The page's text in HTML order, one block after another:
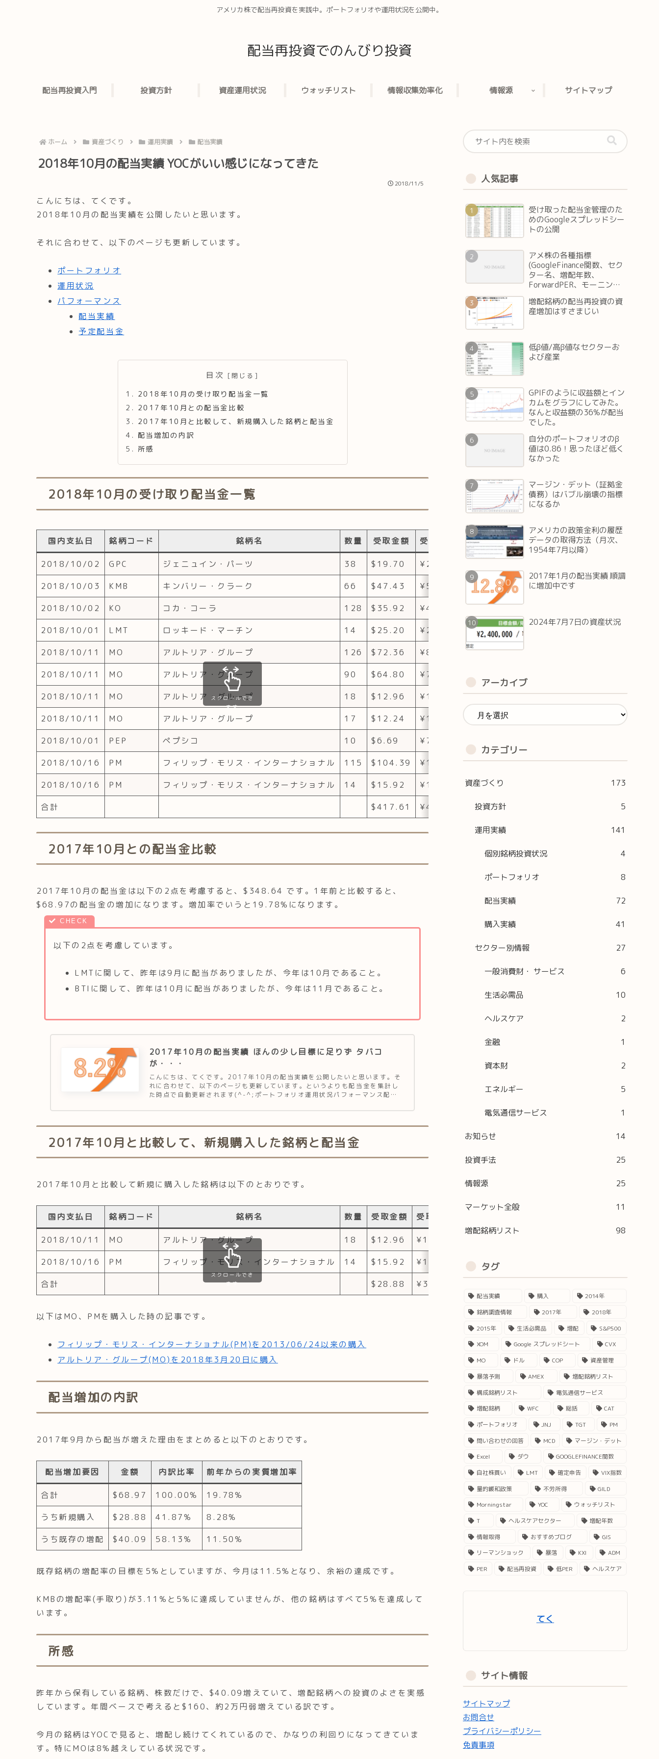
アメリカ株で配当再投資を実践中。ポートフォリオや運用状況を公開中。
配当再投資でのんびり投資
配当再投資入門 投資方針 資産運用状況 ウォッチリスト 情報収集効率化 情報源 サイトマップ
ホーム 資産づくり 運用実績 配当実績
2018年10月の配当実績 YOCがいい感じになってきた
2018/11/5
こんにちは、てくです。
2018年10月の配当実績を公開したいと思います。
それに合わせて、以下のページも更新しています。
ポートフォリオ
運用状況
パフォーマンス
配当実績
予定配当金
目次
2018年10月の受け取り配当金一覧
2017年10月との配当金比較
2017年10月と比較して、新規購入した銘柄と配当金
配当増加の内訳
所感
2018年10月の受け取り配当金一覧
国内支払日 銘柄コード 銘柄名 数量 受取金額 受取金額(円)
2018/10/02 GPC ジェニュイン・パーツ 38 $19.70 ¥2,217
2018/10/03 KMB キンバリー・クラーク 66 $47.43 ¥5,350
2018/10/02 KO コカ・コーラ 128 $35.92 ¥4,044
2018/10/01 LMT ロッキード・マーチン 14 $25.20 ¥2,836
2018/10/11 MO アルトリア・グループ 126 $72.36 ¥8,102
2018/10/11 MO アルトリア・グループ 90 $64.80 ¥7,262
2018/10/11 MO アルトリア・グループ 18 $12.96 ¥1,452
2018/10/11 MO アルトリア・グループ 17 $12.24 ¥1,372
2018/10/01 PEP ペプシコ 10 $6.69 ¥750
2018/10/16 PM フィリップ・モリス・インターナショナル 115 $104.39 ¥11,566
2018/10/16 PM フィリップ・モリス・インターナショナル 14 $15.92 ¥1,768
合計 $417.61 ¥46,719
スクロールでき
ます
2017年10月との配当金比較
2017年10月の配当金は以下の2点を考慮すると、$348.64 です。1年前と比較すると、
$68.97の配当金の増加になります。増加率でいうと19.78%になります。
以下の2点を考慮しています。
LMTに関して、昨年は9月に配当がありましたが、今年は10月であること。
BTIに関して、昨年は10月に配当がありましたが、今年は11月であること。
2017年10月の配当実績 ほんの少し目標に足りず タバコ
が・・・
こんにちは、てくです。2017年10月の配当実績を公開したいと思います。そ
れに合わせて、以下のページも更新しています。というよりも配当金を集計し
た時点で自動更新されます(^-^;ポートフォリオ運用状況パフォーマンス配当
2017年10月と比較して、新規購入した銘柄と配当金
2017年10月と比較して新規に購入した銘柄は以下のとおりです。
国内支払日 銘柄コード 銘柄名 数量 受取金額 受取金額(円)
2018/10/11 MO アルトリア・グループ 18 $12.96 ¥1,452
2018/10/16 PM フィリップ・モリス・インターナショナル 14 $15.92 ¥1,768
合計 $28.88 ¥3,220
スクロールでき
ます
以下はMO、PMを購入した時の記事です。
フィリップ・モリス・インターナショナル(PM)を2013/06/24以来の購入
アルトリア・グループ(MO)を2018年3月20日に購入
配当増加の内訳
2017年9月から配当が増えた理由をまとめると以下のとおりです。
配当増加要因 金額 内訳比率 前年からの実質増加率
合計 $68.97 100.00% 19.78%
うち新規購入 $28.88 41.87% 8.28%
うち既存の増配 $40.09 58.13% 11.50%
既存銘柄の増配率の目標を5%としていますが、今月は11.5%となり、余裕の達成です。
KMBの増配率(手取り)が3.11%と5%に達成していませんが、他の銘柄はすべて5%を達成して
います。
所感
昨年から保有している銘柄、株数だけで、$40.09増えていて、増配銘柄への投資のよさを実感
しています。年間ベースで考えると$160、約2万円弱増えている訳です。
今月の銘柄はYOCで見ると、増配し続けてくれているので、かなりの利回りになってきていま
す。特にMOは8%越えしている状況です。
人気記事
受け取った配当金管理のた
めのGoogleスプレッドシー
トの公開
アメ株の各種指標
(GoogleFinance関数、セク
ター名、増配年数、
ForwardPER、モーニング
法(Google スプレッドシー
ト編)
増配銘柄の配当再投資の資
産増加はすさまじい
低β値/高β値なセクターお
よび産業
GPIFのように収益額とイン
カムをグラフにしてみた。
なんと収益額の36%が配当
でした。
自分のポートフォリオのβ
値は0.86！思ったほど低く
なかった
マージン・デット（証拠金
債務）はバブル崩壊の指標
になるか
アメリカの政策金利の履歴
データの取得方法（月次、
1954年7月以降）
2017年1月の配当実績 順調
に増加中です
2024年7月7日の資産状況
アーカイブ
カテゴリー
資産づくり 173
投資方針 5
運用実績 141
個別銘柄投資状況 4
ポートフォリオ 8
配当実績 72
購入実績 41
セクター別情報 27
一般消費財・ サービス 6
生活必需品 10
ヘルスケア 2
金融 1
資本財 2
エネルギー 5
電気通信サービス 1
お知らせ 14
投資手法 25
情報源 25
マーケット全般 11
増配銘柄リスト 98
タグ
配当実績 購入
2014年
銘柄調査情報
2017年
2018年
2015年
生活必需品 増配
S&P500
XOM
Google スプレッドシート
CVX
MO
ドル COP
資産管理
暴落予測
AMEX
増配銘柄リスト
構成銘柄リスト
電気通信サービス
増配銘柄
WFC 総括
CAT
ポートフォリオ
JNJ TGT
PM
問い合わせの回答
MCD
マージン・デット
Excel
ダウ
GOOGLEFINANCE関数
自社株買い
LMT 確定申告
VIX指数
量的緩和政策
不労所得
GILD
Morningstar
YOC
ウォッチリスト
T
ヘルスケアセクター
増配年数
情報取得
おすすめブログ
GIS
リーマンショック
暴落 KXI
ADM
PER
配当再投資 低PER ヘルスケア
てく
サイト情報
サイトマップ
お問合せ
プライバシーポリシー
免責事項